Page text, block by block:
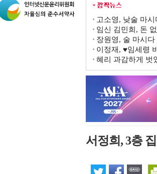
고소영, 낮술 마
임신 김민희, 돈
장원영, 술 마시
이정재, ♥임세령
혜리 과감하게 벗
서정희, 3층